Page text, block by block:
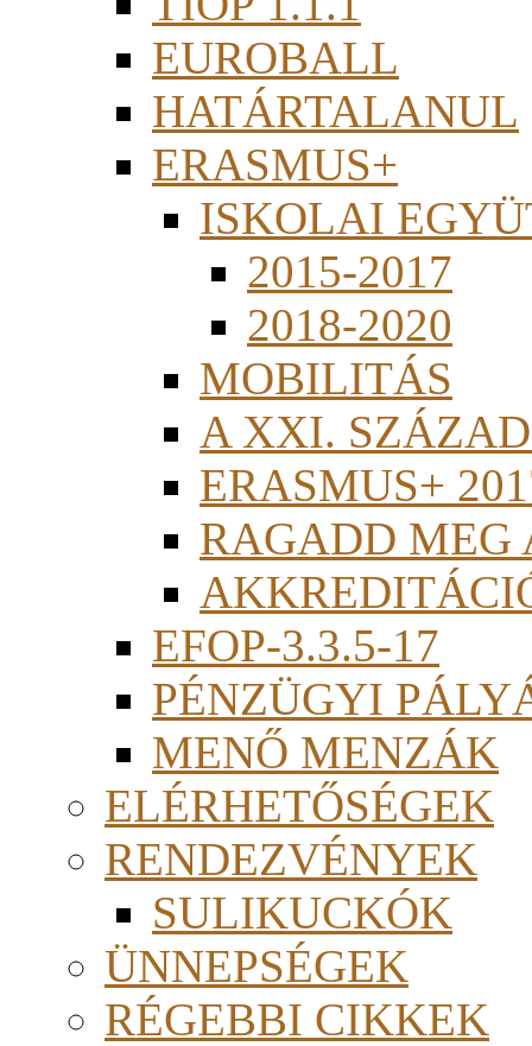
EUROBALL
HATÁRTALANUL
ERASMUS+
ISKOLAI
2015-2017
2018-2020
MOBILITÁS
A XXI.
ERASMUS+
RAGADD MEG
EFOP-3.3.5-17
PÉNZÜGYI
MENŐ MENZÁK
ELÉRHETŐSÉGEK
RENDEZVÉNYEK
SULIKUCKÓK
ÜNNEPSÉGEK
RÉGEBBI CIKKEK